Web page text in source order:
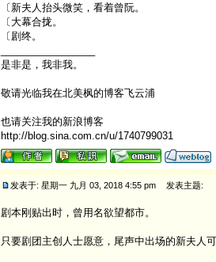
〔新夫人抬头微笑，看着曾阮。
〔大幕合拢。
〔剧终。
是非是，我非我。
敬请光临我在北美枫的博客飞云浦
也请关注我的新浪博客
http://blog.sina.com.cn/u/1740799031
发表于: 星期一 九月 03, 2018 4:55 pm 发表主题:
剧本刚贴出时，曾用名欲望都市。
只要剧团主创人士愿意，尾声中出场的新夫人